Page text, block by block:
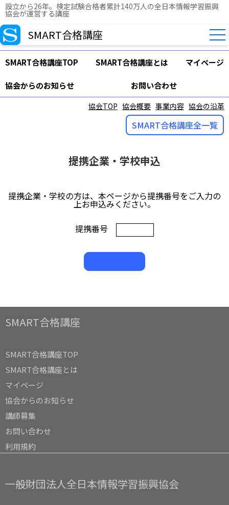
設立から26年。検定試験合格者累計140万人の全日本情報学習振興
協会が運営する講座
SMART合格講座
SMART合格講座TOP SMART合格講座とは マイページ
協会からのお知らせ お問い合わせ
協会TOP 協会概要 事業内容 協会の沿革
SMART合格講座全一覧
提携企業・学校申込
提携企業・学校の方は、本ページから提携番号をご入力の
上お申込みください。
提携番号
SMART合格講座
SMART合格講座TOP
SMART合格講座とは
マイページ
協会からのお知らせ
講師募集
お問い合わせ
利用規約
一般財団法人全日本情報学習振興協会